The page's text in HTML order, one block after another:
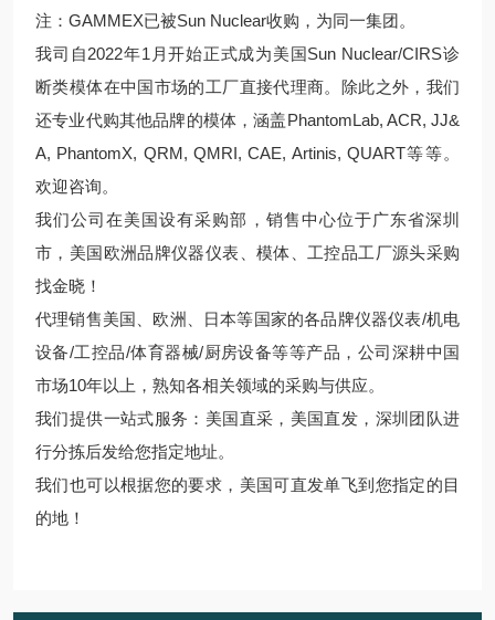
注：GAMMEX已被Sun Nuclear收购，为同一集团。
我司自2022年1月开始正式成为美国Sun Nuclear/CIRS诊
断类模体在中国市场的工厂直接代理商。除此之外，我们
还专业代购其他品牌的模体，涵盖PhantomLab, ACR, JJ&
A, PhantomX, QRM, QMRI, CAE, Artinis, QUART等等。
欢迎咨询。
我们公司在美国设有采购部，销售中心位于广东省深圳
市，美国欧洲品牌仪器仪表、模体、工控品工厂源头采购
找金晓！
代理销售美国、欧洲、日本等国家的各品牌仪器仪表/机电
设备/工控品/体育器械/厨房设备等等产品，公司深耕中国
市场10年以上，熟知各相关领域的采购与供应。
我们提供一站式服务：美国直采，美国直发，深圳团队进
行分拣后发给您指定地址。
我们也可以根据您的要求，美国可直发单飞到您指定的目
的地！